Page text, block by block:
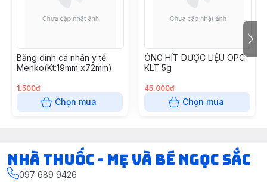
Băng dính cá nhân y tế
Menko(Kt:19mm x72mm)
1.500đ
Chọn mua
ỐNG HÍT DƯỢC LIỆU OPC
KLT 5g
45.000đ
Chọn mua
Nhà Thuốc - Mẹ và Bé Ngọc Sắc
097 689 9426